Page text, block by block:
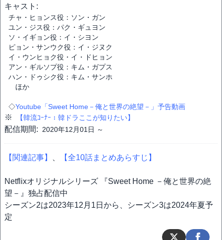
キャスト:
チャ・ヒョンス役：ソン・ガン
ユン・ジス役：パク・ギュヨン
ソ・イギョン役：イ・シヨン
ピョン・サンウク役：イ・ジヌク
イ・ウンヒョク役・イ・ドヒョン
アン・ギルソプ役：キム・ガプス
ハン・ドゥシク役：キム・サンホ
ほか
◇Youtube「Sweet Home－俺と世界の絶望－」予告動画
※ 【韓流ｺｰﾅｰ：韓ドラここが知りたい】
配信期間: 2020年12月01日 ～
【関連記事】 【全10話まとめあらすじ】
Netflixオリジナルシリーズ 『Sweet Home －俺と世界の絶
望－』独占配信中
シーズン2は2023年12月1日から、シーズン3は2024年夏予
定